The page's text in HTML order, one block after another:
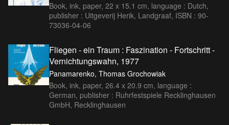
Book, ink, paper, 22 x 15.1 cm, language : Dutch,
publisher : Uitgeverij Herik, Landgraaf, ISBN : 90-
73036-04-06
Fliegen - ein Traum : Faszination - Fortschritt -
Vernichtungswahn, 1977
Panamarenko, Thomas Grochowiak
Book, ink, paper, 26.4 x 20.9 cm, language :
German, publisher : Ruhrfestspiele Recklinghausen
GmbH, Recklinghausen